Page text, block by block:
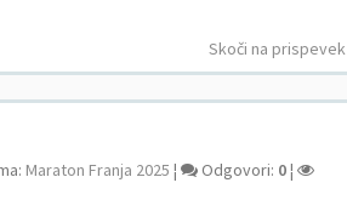
Skoči na prispevek
Maraton Franja 2025 ¦ Odgovori: 0¦